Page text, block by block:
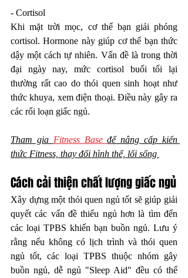
- Cortisol
Khi mặt trời mọc, cơ thể bạn giải phóng
cortisol. Hormone này giúp cơ thể bạn thức
dậy một cách tự nhiên. Vấn đề là trong thời
đại ngày nay, mức cortisol buổi tối lại
thường rất cao do thói quen sinh hoạt như
thức khuya, xem điện thoại. Điều này gây ra
các rối loạn giấc ngủ.
Tham gia Fitness Base để nâng cấp kiến
thức Fitness, thay đổi hình thể, lối sống
Cách cải thiện chất lượng giấc ngủ
Xây dựng một thói quen ngủ tốt sẽ giúp giải
quyết các vấn đề thiếu ngủ hơn là tìm đến
các loại TPBS khiến bạn buồn ngủ. Lưu ý
rằng nếu không có lịch trình và thói quen
ngủ tốt, các loại TPBS thuộc nhóm gây
buồn ngủ, dễ ngủ "Sleep Aid" đều có thể